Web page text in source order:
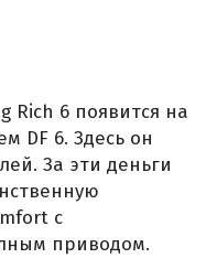
Rich 6 появится на
DF 6. Здесь он
За эти деньги
с
приводом.